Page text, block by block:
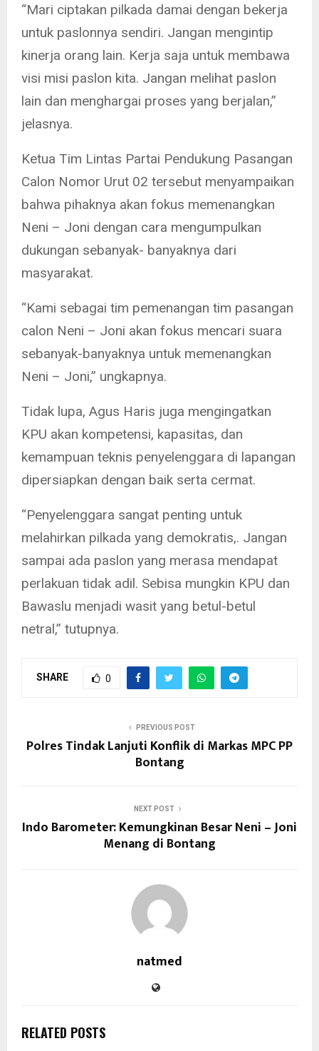
“Mari ciptakan pilkada damai dengan bekerja
untuk paslonnya sendiri. Jangan mengintip
kinerja orang lain. Kerja saja untuk membawa
visi misi paslon kita. Jangan melihat paslon
lain dan menghargai proses yang berjalan,”
jelasnya.
Ketua Tim Lintas Partai Pendukung Pasangan
Calon Nomor Urut 02 tersebut menyampaikan
bahwa pihaknya akan fokus memenangkan
Neni – Joni dengan cara mengumpulkan
dukungan sebanyak- banyaknya dari
masyarakat.
“Kami sebagai tim pemenangan tim pasangan
calon Neni – Joni akan fokus mencari suara
sebanyak-banyaknya untuk memenangkan
Neni – Joni,” ungkapnya.
Tidak lupa, Agus Haris juga mengingatkan
KPU akan kompetensi, kapasitas, dan
kemampuan teknis penyelenggara di lapangan
dipersiapkan dengan baik serta cermat.
“Penyelenggara sangat penting untuk
melahirkan pilkada yang demokratis,. Jangan
sampai ada paslon yang merasa mendapat
perlakuan tidak adil. Sebisa mungkin KPU dan
Bawaslu menjadi wasit yang betul-betul
netral,” tutupnya.
SHARE 0
PREVIOUS POST
Polres Tindak Lanjuti Konflik di Markas MPC PP
Bontang
NEXT POST
Indo Barometer: Kemungkinan Besar Neni – Joni
Menang di Bontang
natmed
RELATED POSTS